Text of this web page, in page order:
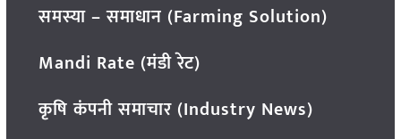
समस्या – समाधान (Farming Solution)
Mandi Rate (मंडी रेट)
कृषि कंपनी समाचार (Industry News)